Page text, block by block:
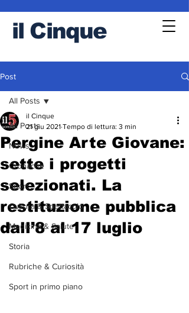
il Cinque
Post
All Posts
News
Cronache
Sport
Cultura & Spettacolo
Medicina & Salute
Storia
Rubriche & Curiosità
Sport in primo piano
All Posts
Pergine Arte Giovane:
sette i progetti
selezionati. La
restituzione pubblica
dall’8 al 17 luglio
il Cinque
21 giu 2021 Tempo di lettura: 3 min